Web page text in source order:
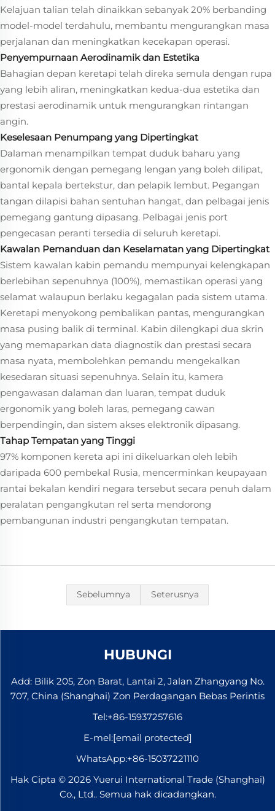
Kelajuan talian telah dinaikkan sebanyak 20% berbanding
model-model terdahulu, membantu mengurangkan masa
perjalanan dan meningkatkan kecekapan operasi.
Penyempurnaan Aerodinamik dan Estetika
Bahagian depan keretapi telah direka semula dengan rupa
yang lebih aliran, meningkatkan kedua-dua estetika dan
prestasi aerodinamik untuk mengurangkan rintangan
angin.
Keselesaan Penumpang yang Dipertingkat
Dalaman menampilkan tempat duduk baharu yang
ergonomik dengan pemegang lengan yang boleh dilipat,
bantal kepala bertekstur, dan pelapik lembut. Pegangan
tangan dilapisi bahan sentuhan hangat, dan pelbagai jenis
pemegang gantung dipasang. Pelbagai jenis port
pengecasan peranti tersedia di seluruh keretapi.
Kawalan Pemanduan dan Keselamatan yang Dipertingkat
Sistem kawalan kabin pemandu mempunyai kelengkapan
berlebihan sepenuhnya (100%), memastikan operasi yang
selamat walaupun berlaku kegagalan pada sistem utama.
Keretapi menyokong pembalikan pantas, mengurangkan
masa pusing balik di terminal. Kabin dilengkapi dua skrin
yang memaparkan data diagnostik dan prestasi secara
masa nyata, membolehkan pemandu mengekalkan
kesedaran situasi sepenuhnya. Selain itu, kamera
pengawasan dalaman dan luaran, tempat duduk
ergonomik yang boleh laras, pemegang cawan
berpendingin, dan sistem akses elektronik dipasang.
Tahap Tempatan yang Tinggi
97% komponen kereta api ini dikeluarkan oleh lebih
daripada 600 pembekal Rusia, mencerminkan keupayaan
rantai bekalan kendiri negara tersebut secara penuh dalam
peralatan pengangkutan rel serta mendorong
pembangunan industri pengangkutan tempatan.
Sebelumnya Seterusnya
HUBUNGI
Add: Bilik 205, Zon Barat, Lantai 2, Jalan Zhangyang No.
707, China (Shanghai) Zon Perdagangan Bebas Perintis
Tel:+86-15937257616
E-mel:[email protected]
WhatsApp:+86-15037221110
Hak Cipta © 2026 Yuerui International Trade (Shanghai)
Co., Ltd.. Semua hak dicadangkan.